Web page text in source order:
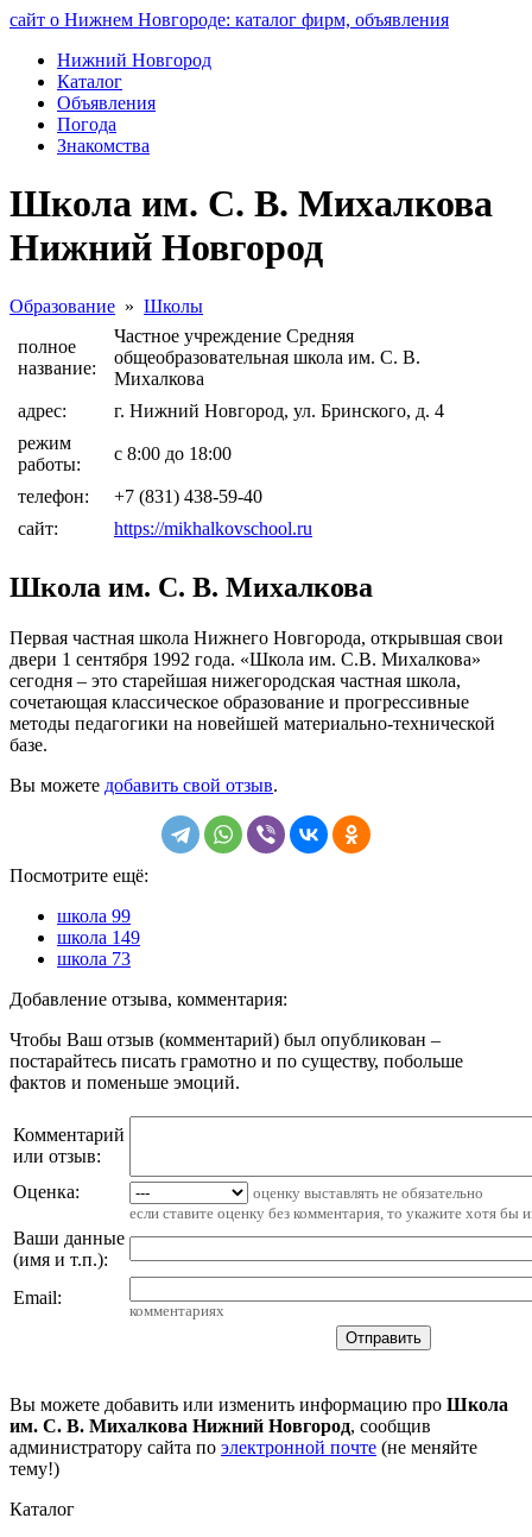
сайт о Нижнем Новгороде: каталог фирм, объявления
Нижний Новгород
Каталог
Объявления
Погода
Знакомства
Школа им. С. В. Михалкова
Нижний Новгород
Образование » Школы
полное
название:
Частное учреждение Средняя
общеобразовательная школа им. С. В.
Михалкова
адрес:
г. Нижний Новгород, ул. Бринского, д. 4
режим
работы:
с 8:00 до 18:00
телефон:
+7 (831) 438-59-40
сайт:
https://mikhalkovschool.ru
Школа им. С. В. Михалкова
Первая частная школа Нижнего Новгорода, открывшая свои
двери 1 сентября 1992 года. «Школа им. С.В. Михалкова»
сегодня – это старейшая нижегородская частная школа,
сочетающая классическое образование и прогрессивные
методы педагогики на новейшей материально-технической
базе.
Вы можете добавить свой отзыв.
Посмотрите ещё:
школа 99
школа 149
школа 73
Добавление отзыва, комментария:
Чтобы Ваш отзыв (комментарий) был опубликован –
постарайтесь писать грамотно и по существу, побольше
фактов и поменьше эмоций.
Комментарий
или отзыв:
Оценка:
оценку выставлять не обязательно
если ставите оценку без комментария, то укажите хотя бы
Ваши данные
(имя и т.п.):
Email:
комментариях
Вы можете добавить или изменить информацию про Школа
им. С. В. Михалкова Нижний Новгород, сообщив
администратору сайта по электронной почте (не меняйте
тему!)
Каталог